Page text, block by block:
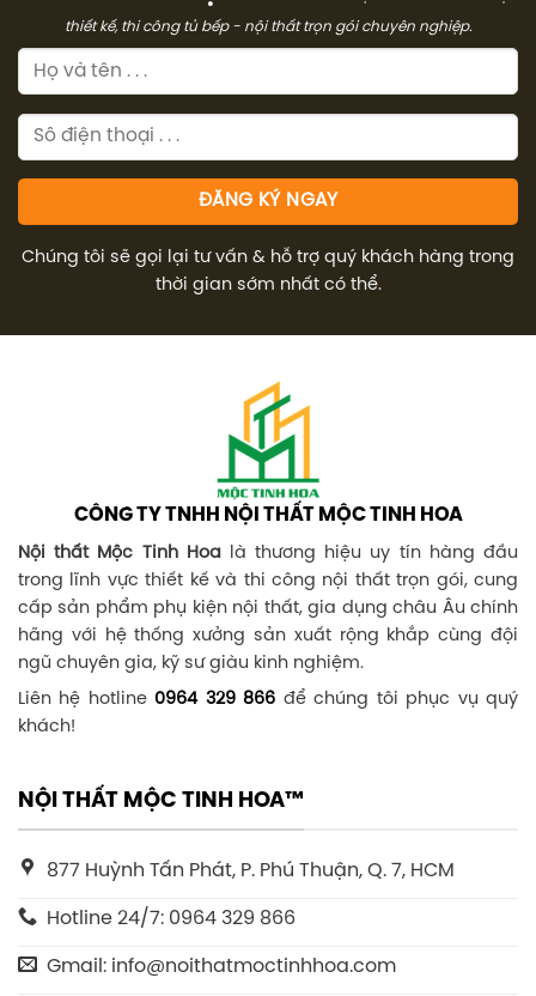
thiết kế, thi công tủ bếp - nội thất trọn gói chuyên nghiệp.
Chúng tôi sẽ gọi lại tư vấn & hỗ trợ quý khách hàng trong
thời gian sớm nhất có thể.
CÔNG TY TNHH NỘI THẤT MỘC TINH HOA
Nội thất Mộc Tinh Hoalà thương hiệu uy tín hàng đầu
trong lĩnh vực thiết kế và thi công nội thất trọn gói, cung
cấp sản phẩm phụ kiện nội thất, gia dụng châu Âu chính
hãng với hệ thống xưởng sản xuất rộng khắp cùng đội
ngũ chuyên gia, kỹ sư giàu kinh nghiệm.
Liên hệ hotline 0964 329 866 để chúng tôi phục vụ quý
khách!
NỘI THẤT MỘC TINH HOA™
877 Huỳnh Tấn Phát, P. Phú Thuận, Q. 7, HCM
Hotline 24/7: 0964 329 866
Gmail: info@noithatmoctinhhoa.com